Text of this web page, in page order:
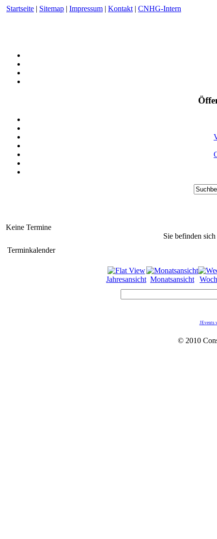
Startseite | Sitemap | Impressum | Kontakt | CNHG-Intern
Keine Termine
Sie befinden
Terminkalender
Jahresansicht Monatsansicht
JEvents
© 2010